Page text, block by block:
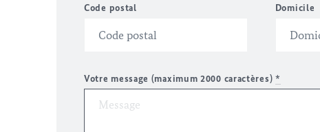
Code postal Domicile
Votre message (maximum 2000 caractères) *